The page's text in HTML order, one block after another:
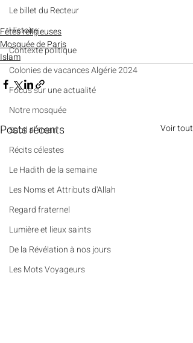
Le billet du Recteur
Histoire
Contexte politique
Colonies de vacances Algérie 2024
​​Focus sur une actualité
Notre mosquée
Sabil al-Iman
Récits célestes
Le Hadith de la semaine
Les Noms et Attributs d'Allah
Regard fraternel
Lumière et lieux saints
De la Révélation à nos jours
Les Mots Voyageurs
Fêtes religieuses
Mosquée de Paris
Islam
Posts récents Voir tout